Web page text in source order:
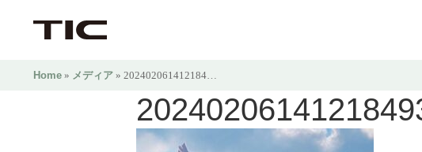
Home » メディア » 202402061412184…